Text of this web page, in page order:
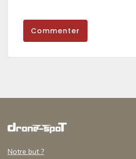
Commenter
Notre but ?